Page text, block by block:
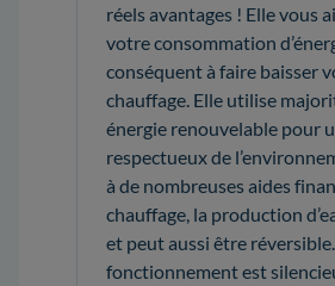
réels avantages ! Elle vous
votre consommation
conséquent à faire baisser
chauffage. Elle utilise
énergie renouvelable pour
respectueux de
à de nombreuses aides
chauffage, la production
et peut aussi être
fonctionnement est